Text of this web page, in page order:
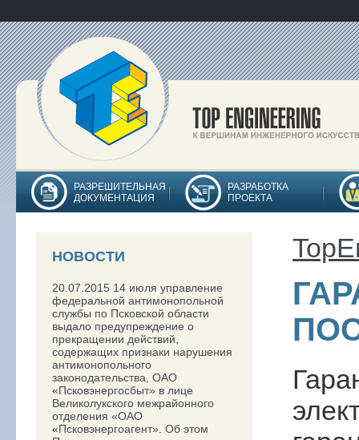
РАЗРЕШИТЕЛЬНАЯ
ДОКУМЕНТАЦИЯ
РАЗРАБОТКА
ПРОЕКТА
НОВОСТИ
20.07.2015 14 июля управление
федеральной антимонопольной
службы по Псковской области
выдало предупреждение о
прекращении действий,
содержащих признаки нарушения
антимонопольного
законодательства, ОАО
«Псковэнергосбыт» в лице
Великолукского межрайонного
отделения «ОАО
«Псковэнергоагент». Об этом